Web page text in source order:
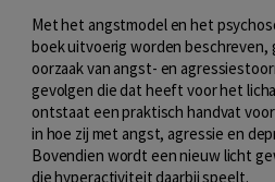
Met het angstmodel en het
boek uitvoerig worden
oorzaak van angst- en
gevolgen die dat heeft voor het
ontstaat een praktisch handvat
in hoe zij met angst, agressie en
Bovendien wordt een nieuw licht
die hyperactiviteit daarbij speelt.